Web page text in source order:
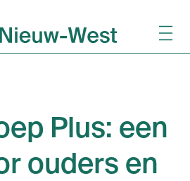
Plus: een
ouders en